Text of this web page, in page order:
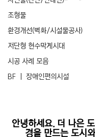
조형물
환경개선(벽화/시설물공사)
저단형 현수막게시대
시공 사례 모음
BF ㅣ 장애인편의시설
안녕하세요. 더 나은
경을 만드는 도시